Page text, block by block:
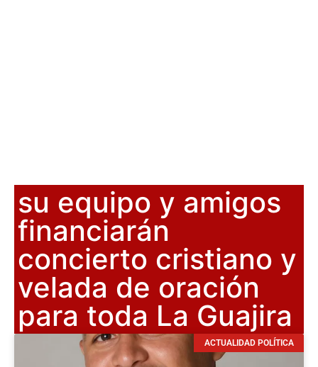
su equipo y amigos
financiarán
concierto cristiano y
velada de oración
para toda La Guajira
ACTUALIDAD POLÍTICA